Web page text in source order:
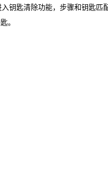
钥匙清除功能，步骤和钥匙匹
。